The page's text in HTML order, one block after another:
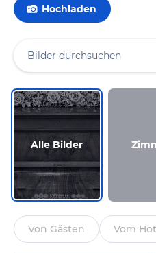
Hochladen
Alle Bilder
Von Gästen Vom